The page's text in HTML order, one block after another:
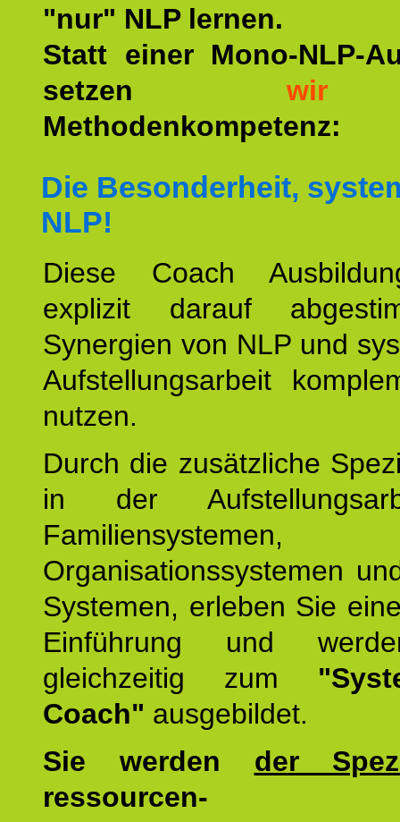
"nur" NLP lernen.
Statt einer Mono-NLP-
setzen wir
Methodenkompetenz:
Die Besonderheit,
NLP!
Diese Coach
explizit darauf
Synergien von NLP und
Aufstellungsarbeit
nutzen.
Durch die zusätzliche
in der
Familiensystemen,
Organisationssystemen
Systemen, erleben Sie
Einführung und
gleichzeitig zum
Coach" ausgebildet.
Sie werden der